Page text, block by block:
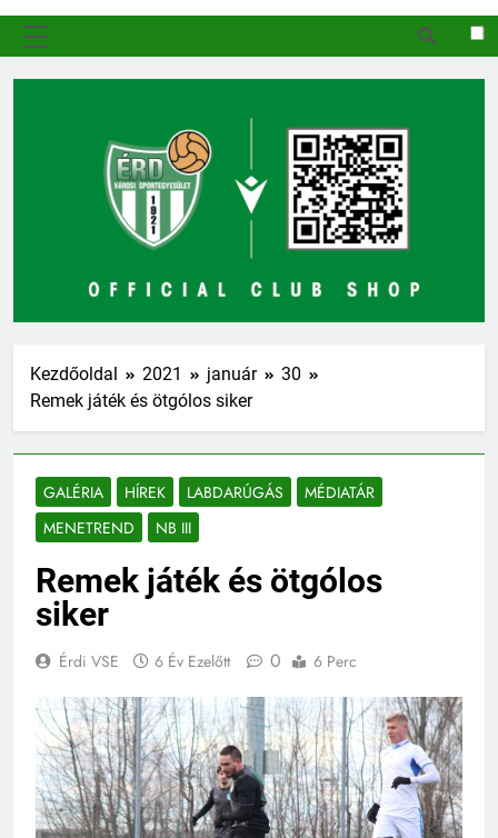
Kezdőoldal 2021 január
30
Remek játék és ötgólos siker
GALÉRIA HÍREK LABDARÚGÁS
MÉDIATÁR
MENETREND
NB III
Remek játék és ötgólos
siker
Érdi VSE 6 Év Ezelőtt 0 6 Perc